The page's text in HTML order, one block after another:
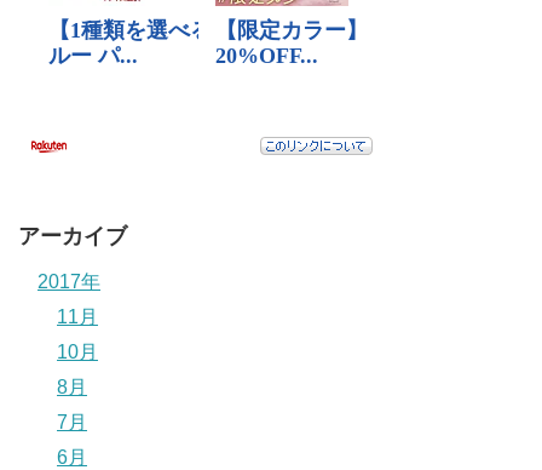
アーカイブ
2017年
11月
10月
8月
7月
6月